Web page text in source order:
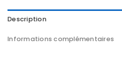
Description
Informations complémentaires